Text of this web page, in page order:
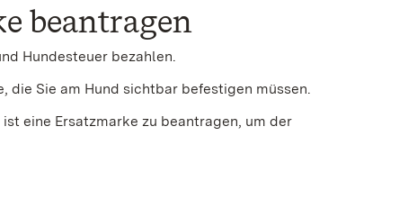
beantragen
Hundesteuer bezahlen.
die Sie am Hund sichtbar befestigen müssen.
eine Ersatzmarke zu beantragen, um der